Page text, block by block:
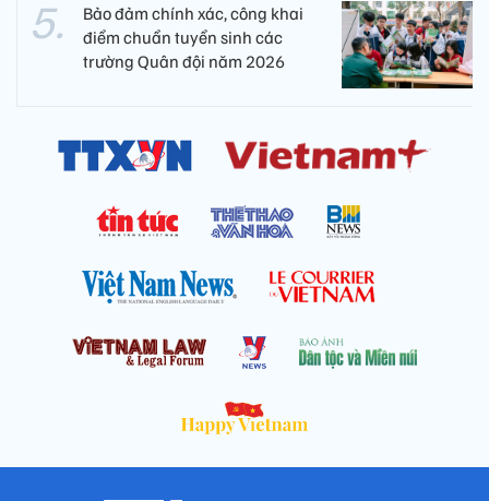
Bảo đảm chính xác, công khai
điểm chuẩn tuyển sinh các
trường Quân đội năm 2026